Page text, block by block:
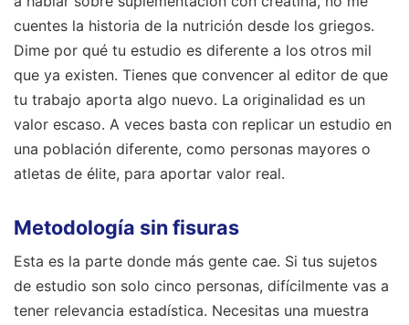
cuentes la historia de la nutrición desde los griegos.
Dime por qué tu estudio es diferente a los otros mil
que ya existen. Tienes que convencer al editor de que
tu trabajo aporta algo nuevo. La originalidad es un
valor escaso. A veces basta con replicar un estudio en
una población diferente, como personas mayores o
atletas de élite, para aportar valor real.
Metodología sin fisuras
Esta es la parte donde más gente cae. Si tus sujetos
de estudio son solo cinco personas, difícilmente vas a
tener relevancia estadística. Necesitas una muestra